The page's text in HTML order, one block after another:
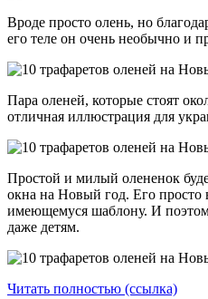
Вроде просто олень, но
его теле он очень необычно и
Пара оленей, которые стоят
отличная иллюстрация для
Простой и милый олененок
окна на Новый год. Его просто
имеющемуся шаблону. И
даже детям.
Читать полностью (ссылка)